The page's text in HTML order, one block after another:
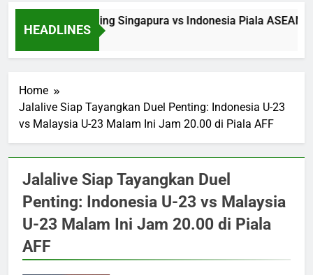
HEADLINES
Saksikan Streaming Singapura vs Indonesia Piala ASEAN
13 Hours Ago
Home
Jalalive Siap Tayangkan Duel Penting: Indonesia U-23
vs Malaysia U-23 Malam Ini Jam 20.00 di Piala AFF
Jalalive Siap Tayangkan Duel
Penting: Indonesia U-23 vs Malaysia
U-23 Malam Ini Jam 20.00 di Piala
AFF